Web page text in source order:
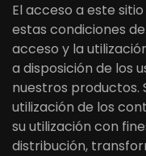
El acceso a este
estas condiciones
acceso y la
a disposición de los
nuestros productos.
utilización de los
su utilización con
distribución,